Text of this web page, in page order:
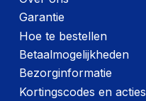
Garantie
Hoe te bestellen
Betaalmogelijkheden
Bezorginformatie
Kortingscodes en acties